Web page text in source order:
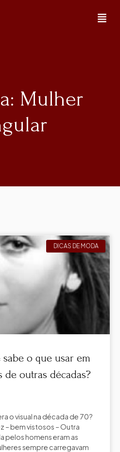
Mulher
DICAS DE MODA
o que usar em
de outras décadas?
o visual na década de 70?
– bem vistosos – Outra
pelos homens eram as
sempre carregavam